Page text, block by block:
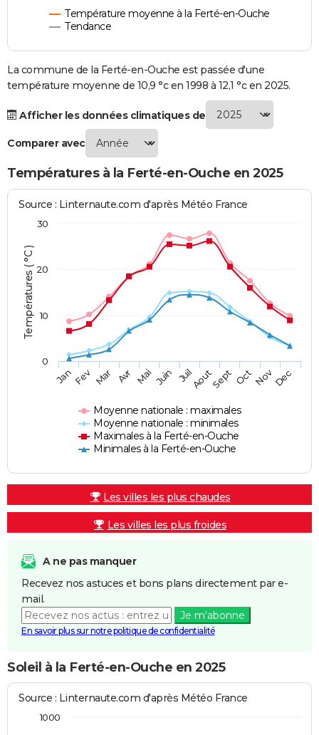
COPAINS D'AVANT
S'inscrire
Se connecter
Lycées
Collèges
Primaires
Universités
Entreprises
Service militaire
Avis de recherche
AVIS DE DÉCÈS
FORUM
Température moyenne à la Ferté-en-Ouche
Tendance
La commune de la Ferté-en-Ouche est passée d'une
température moyenne de 10,9 °c en 1998 à 12,1 °c en 2025.
Afficher les données climatiques de
Comparer avec
Températures à la Ferté-en-Ouche en 2025
Températures ( °C )
Source : Linternaute.com d'après Météo France
Moyenne nationale : maximales
Moyenne nationale : minimales
Maximales à la Ferté-en-Ouche
Minimales à la Ferté-en-Ouche
JanFev Mar Avr Mai Juin JuilAoutSept OctNovDec
0
10
20
30
Les villes les plus chaudes
Les villes les plus froides
A ne pas manquer
Recevez nos astuces et bons plans directement par e-
mail.
Je m'abonne
En savoir plus sur notre politique de confidentialité
Soleil à la Ferté-en-Ouche en 2025
Source : Linternaute.com d'après Météo France
1000